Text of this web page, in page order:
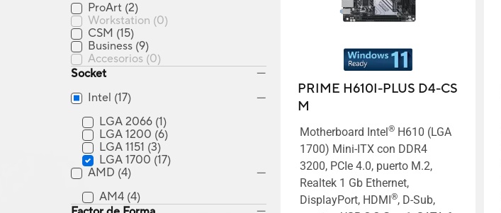
ProArt (2)
Workstation (0)
CSM (15)
Business (9)
Accesorios (0)
Socket
Intel (17)
LGA 2066 (1)
LGA 1200 (6)
LGA 1151 (3)
LGA 1700 (17)
AMD (4)
AM4 (4)
PRIME H610I-PLUS D4-CS
M
Motherboard Intel® H610 (LGA
1700) Mini-ITX con DDR4
3200, PCIe 4.0, puerto M.2,
Realtek 1 Gb Ethernet,
DisplayPort, HDMI®, D-Sub,